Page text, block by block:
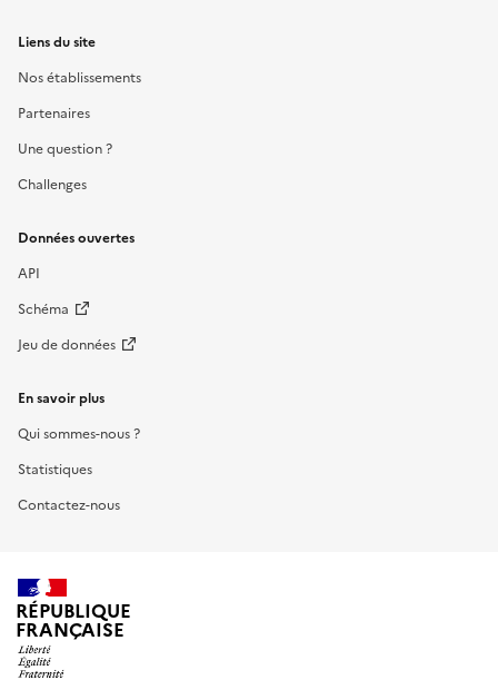
Liens du site
Nos établissements
Partenaires
Une question ?
Challenges
Données ouvertes
API
Schéma
Jeu de données
En savoir plus
Qui sommes-nous ?
Statistiques
Contactez-nous
RÉPUBLIQUE
FRANÇAISE